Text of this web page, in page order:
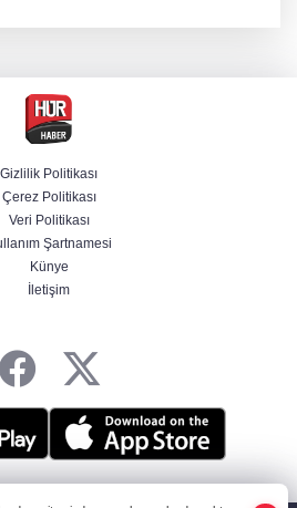
iktidar partisi ile muhalefet
kaldı
yüksek hassasiyet! Bayraktar
TOLUN P ile vurdu
Türk tarafından kabul,
Gizlilik Politikası
Çerez Politikası
Veri Politikası
Şartnamesi
Künye
İletişim